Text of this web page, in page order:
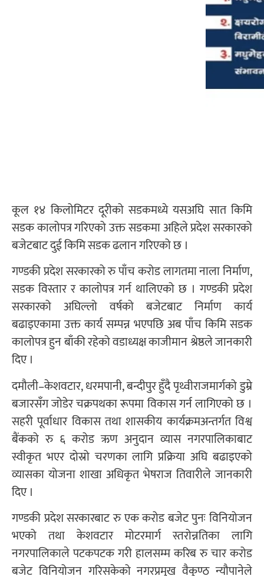
कूल १४ किलोमिटर दूरीको सडकमध्ये यसअघि सात किमि
सडक कालोपत्र गरिएको उक्त सडकमा अहिले प्रदेश सरकारको
बजेटबाट दुई किमि सडक ढलान गरिएको छ ।
गण्डकी प्रदेश सरकारको रु पाँच करोड लागतमा नाला निर्माण,
सडक विस्तार र कालोपत्र गर्न थालिएको छ । गण्डकी प्रदेश
सरकारको अघिल्लो वर्षको बजेटबाट निर्माण कार्य
बढाइएकामा उक्त कार्य सम्पन्न भएपछि अब पाँच किमि सडक
कालोपत्र हुन बाँकी रहेको वडाध्यक्ष काजीमान श्रेष्ठले जानकारी
दिए ।
दमौली–केशवटार, धरमपानी, बन्दीपुर हुँदै पृथ्वीराजमार्गको डुम्रे
बजारसँग जोडेर चक्रपथका रूपमा विकास गर्न लागिएको छ ।
सहरी पूर्वाधार विकास तथा शासकीय कार्यक्रमअन्तर्गत विश्व
बैंकको रु ६ करोड ऋण अनुदान व्यास नगरपालिकाबाट
स्वीकृत भएर दोस्रो चरणका लागि प्रक्रिया अघि बढाइएको
व्यासका योजना शाखा अधिकृत भेषराज तिवारीले जानकारी
दिए ।
गण्डकी प्रदेश सरकारबाट रु एक करोड बजेट पुनः विनियोजन
भएको तथा केशवटार मोटरमार्ग स्तरोन्नतिका लागि
नगरपालिकाले पटकपटक गरी हालसम्म करिब रु चार करोड
बजेट विनियोजन गरिसकेको नगरप्रमुख वैकुण्ठ न्यौपानेले